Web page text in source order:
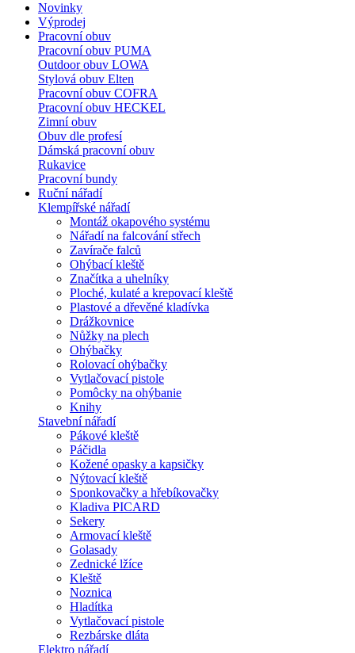
Novinky
Výprodej
Pracovní obuv
Pracovní obuv PUMA
Outdoor obuv LOWA
Stylová obuv Elten
Pracovní obuv COFRA
Pracovní obuv HECKEL
Zimní obuv
Obuv dle profesí
Dámská pracovní obuv
Rukavice
Pracovní bundy
Ruční nářadí
Klempířské nářadí
Montáž okapového systému
Nářadí na falcování střech
Zavírače falců
Ohýbací kleště
Značítka a uhelníky
Ploché, kulaté a krepovací kleště
Plastové a dřevěné kladívka
Drážkovnice
Nůžky na plech
Ohýbačky
Rolovací ohýbačky
Vytlačovací pistole
Pomôcky na ohýbanie
Knihy
Stavební nářadí
Pákové kleště
Páčidla
Kožené opasky a kapsičky
Nýtovací kleště
Sponkovačky a hřebíkovačky
Kladiva PICARD
Sekery
Armovací kleště
Golasady
Zednické lžíce
Kleště
Noznica
Hladítka
Vytlačovací pistole
Rezbárske dláta
Elektro nářadí